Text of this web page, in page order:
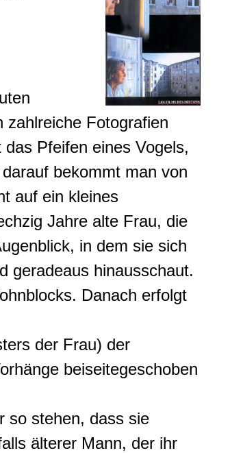
zahlreiche Fotografien
Pfeifen eines Vogels,
bekommt man von
auf ein kleines
Jahre alte Frau, die
in dem sie sich
geradeaus hinausschaut.
Danach erfolgt
der Frau) der
beiseitegeschoben
so stehen, dass sie
älterer Mann, der ihr